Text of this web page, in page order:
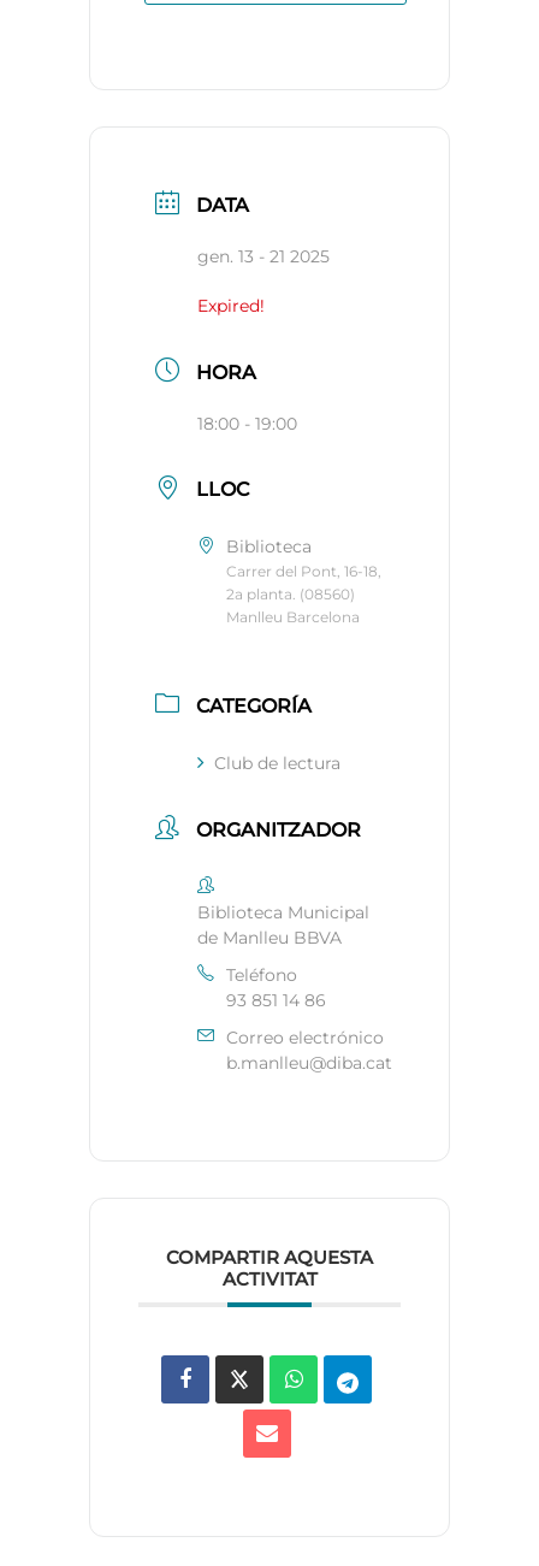
DATA
gen. 13 - 21 2025
Expired!
HORA
18:00 - 19:00
LLOC
Biblioteca
Carrer del Pont, 16-18,
2a planta. (08560)
Manlleu Barcelona
CATEGORÍA
Club de lectura
ORGANITZADOR
Biblioteca Municipal
de Manlleu BBVA
Teléfono
93 851 14 86
Correo electrónico
b.manlleu@diba.cat
COMPARTIR AQUESTA
ACTIVITAT